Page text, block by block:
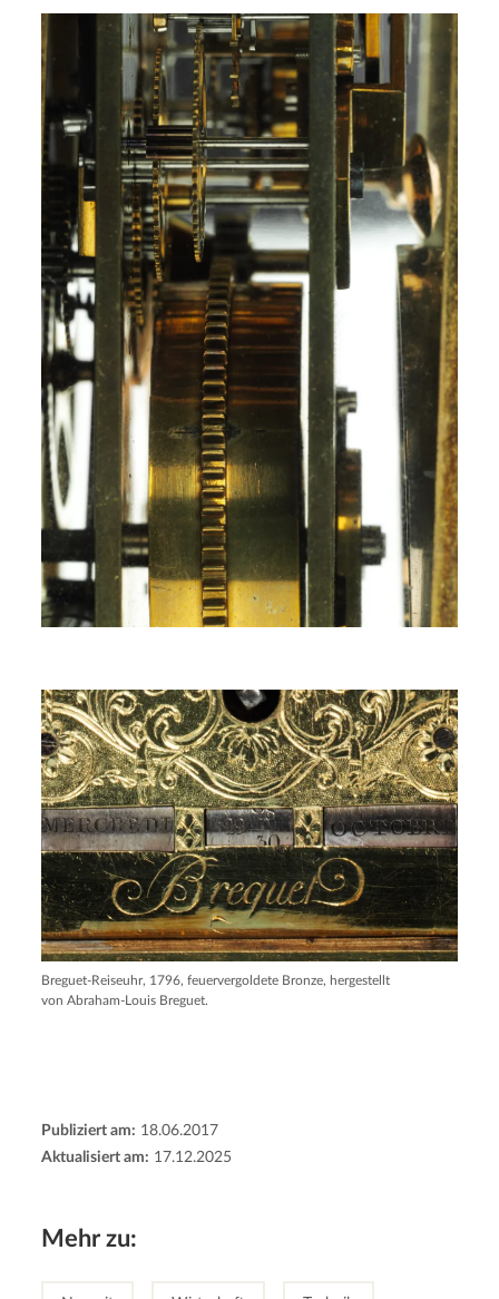
Breguet-Reiseuhr, 1796, feuervergoldete Bronze, hergestellt
von Abraham-Louis Breguet.
Publiziert am: 18.06.2017
Aktualisiert am: 17.12.2025
Mehr zu: